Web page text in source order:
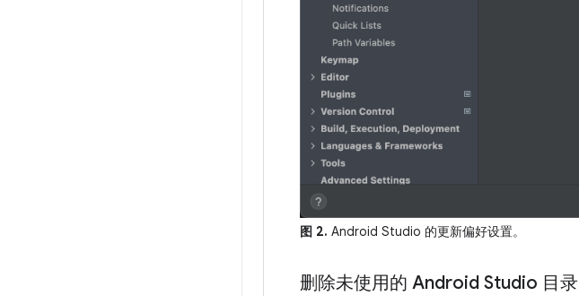
图 2. Android Studio 的更新偏好设置。
删除未使用的 Android Studio 目录